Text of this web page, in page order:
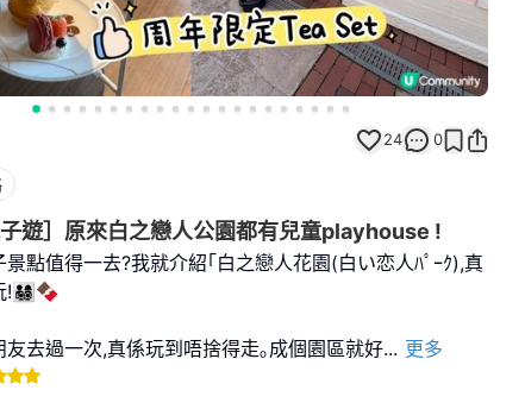
24 0
子遊］原來白之戀人公園都有兒童playhouse !
點值得一去?我就介紹｢白之戀人花園(白い恋人ﾊﾟｰｸ),真
友去過一次,真係玩到唔捨得走｡成個園區就好... 更多